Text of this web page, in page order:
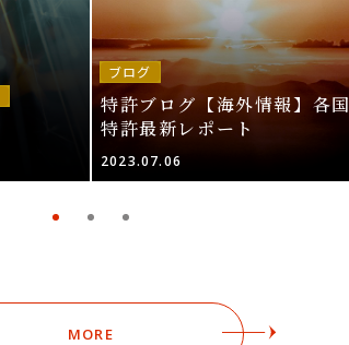
ブログ
特許ブログ【海外情報】各国
特許最新レポート
2023.07.06
MORE